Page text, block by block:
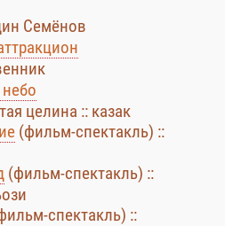
Семёнов
целина :: казак
(фильм-спектакль) ::
(фильм-спектакль) ::
спектакль) ::